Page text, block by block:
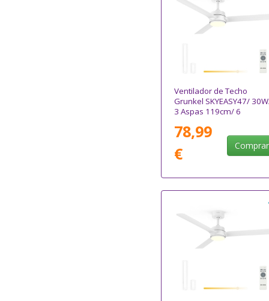
Ventilador de Techo
Grunkel SKYEASY47/
3 Aspas 119cm/ 6
78,99
€
Comprar